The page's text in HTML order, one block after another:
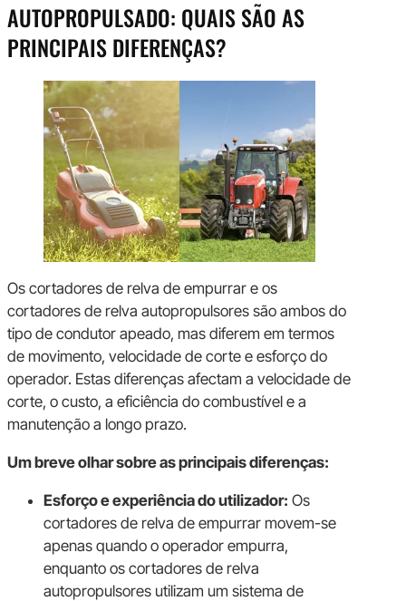
AUTOPROPULSADO: QUAIS SÃO AS
PRINCIPAIS DIFERENÇAS?
Os cortadores de relva de empurrar e os
cortadores de relva autopropulsores são ambos do
tipo de condutor apeado, mas diferem em termos
de movimento, velocidade de corte e esforço do
operador. Estas diferenças afectam a velocidade de
corte, o custo, a eficiência do combustível e a
manutenção a longo prazo.
Um breve olhar sobre as principais diferenças:
Esforço e experiência do utilizador: Os
cortadores de relva de empurrar movem-se
apenas quando o operador empurra,
enquanto os cortadores de relva
autopropulsores utilizam um sistema de